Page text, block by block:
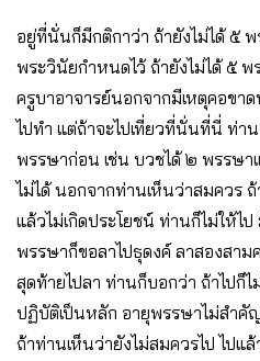
อยู่ที่นั่นก็มีกติกาว่า ถ้ายังไม่ได้ ๕ พ
พระวินัยกำหนดไว้ ถ้ายังไม่ได้ ๕ พ
ครูบาอาจารย์นอกจากมีเหตุคอขา
ไปทำ แต่ถ้าจะไปเที่ยวที่นั่นที่นี่ ท่า
พรรษาก่อน เช่น บวชได้ ๒ พรรษา
ไม่ได้ นอกจากท่านเห็นว่าสมควร ถ้
แล้วไม่เกิดประโยชน์ ท่านก็ไม่ให้ไ
พรรษาก็ขอลาไปธุดงค์ ลาสองสา
สุดท้ายไปลา ท่านก็บอกว่า ถ้าไปก็
ปฏิบัติเป็นหลัก อายุพรรษาไม่สำคั
ถ้าท่านเห็นว่ายังไม่สมควรไป ไปแ